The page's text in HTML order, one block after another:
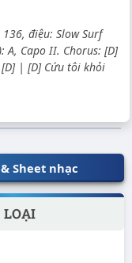
điệu: Slow Surf
A, Capo II. Chorus: [D]
| [D] Cứu tôi khỏi
Sheet nhạc
LOẠI